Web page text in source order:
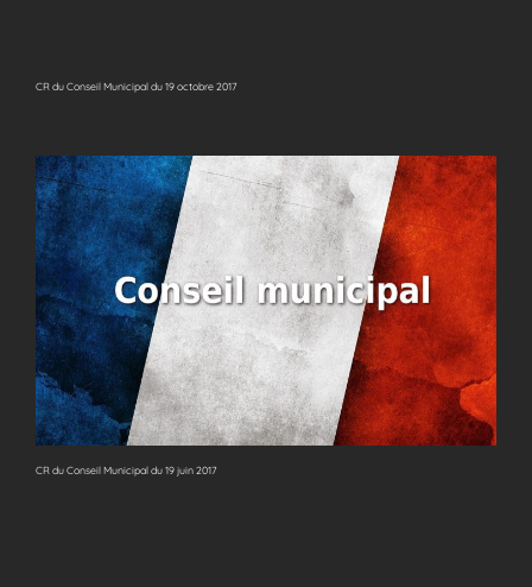
CR du Conseil Municipal du 19 octobre 2017
CR du Conseil Municipal du 19 juin 2017